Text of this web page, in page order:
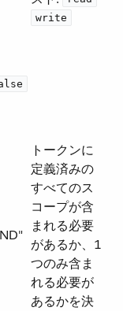
write
トークンに
定義済みの
すべてのス
コープが含
まれる必要
があるか、1
つのみ含ま
れる必要が
あるかを決